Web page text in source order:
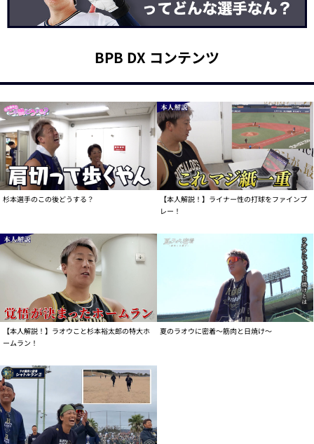
BPB DX コンテンツ
杉本選手のこの後どうする？
【本人解説！】ライナー性の打球をファインプ
レー！
【本人解説！】ラオウこと杉本裕太郎の特大ホ
ームラン！
夏のラオウに密着～筋肉と日焼け～